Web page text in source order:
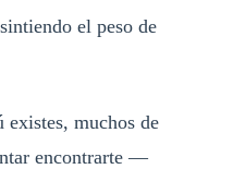
el peso de
muchos de
encontrarte —